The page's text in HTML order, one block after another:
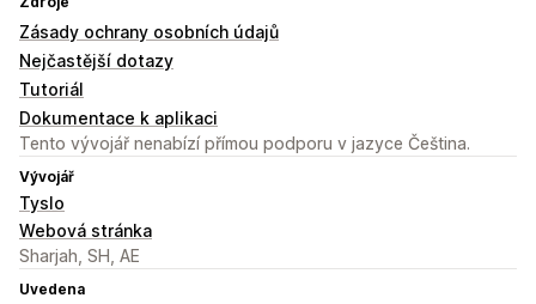
Zásady ochrany osobních údajů
Nejčastější dotazy
Tutoriál
Dokumentace k aplikaci
Tento vývojář nenabízí přímou podporu v jazyce Čeština.
Vývojář
Tyslo
Webová stránka
Sharjah, SH, AE
Uvedena